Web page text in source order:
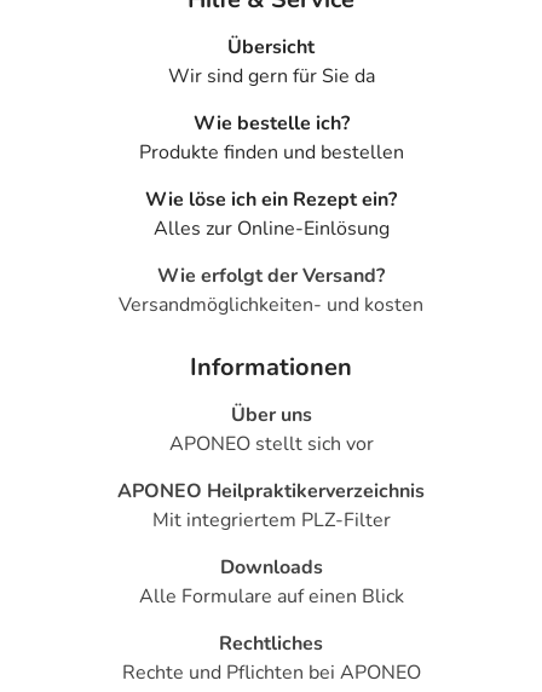
- Delirium (Verwirrtheit)
- Überempfindlichkeitsreaktionen der Haut, wie:
- Pulserniedrigung
- Harnwegsinfektionen
- Verdauungsbeschwerden durch Medikamente
- Reaktion an der Applikationsstelle
- Hautrötung an der Anwendungsstelle
- Juckreiz an der Anwendungsstelle
- Hautentzündung an der Anwendungsstelle
- Gereizte Anwendungsstelle
- Psychische Übererregung mit motorischer Unruhe
Übersicht
Wir sind gern für Sie da
Wie bestelle ich?
Produkte finden und bestellen
Wie löse ich ein Rezept ein?
Alles zur Online-Einlösung
Wie erfolgt der Versand?
Versandmöglichkeiten- und kosten
Informationen
Über uns
APONEO stellt sich vor
APONEO Heilpraktikerverzeichnis
Mit integriertem PLZ-Filter
Downloads
Alle Formulare auf einen Blick
Rechtliches
Rechte und Pflichten bei APONEO